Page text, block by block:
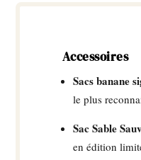
Accessoires
Sacs banane
le plus
Sac Sable
en édition